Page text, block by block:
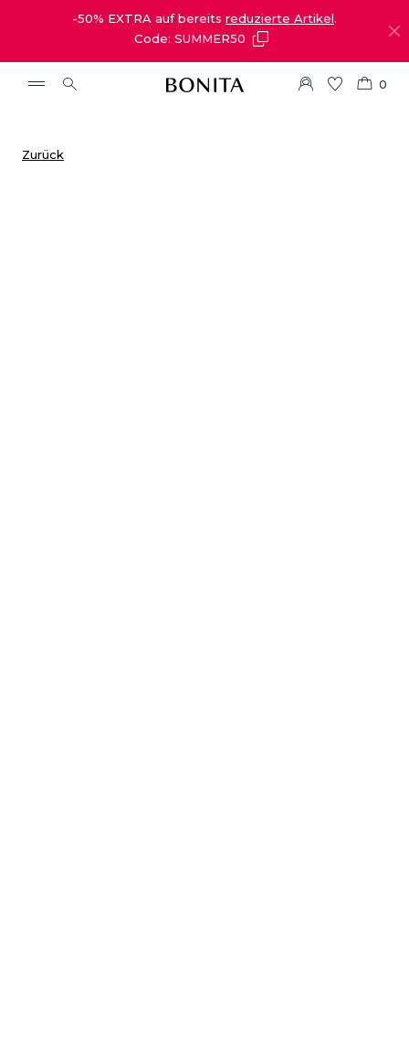
-50% EXTRA auf bereits reduzierte Artikel.
Code: SUMMER50
0
Zurück